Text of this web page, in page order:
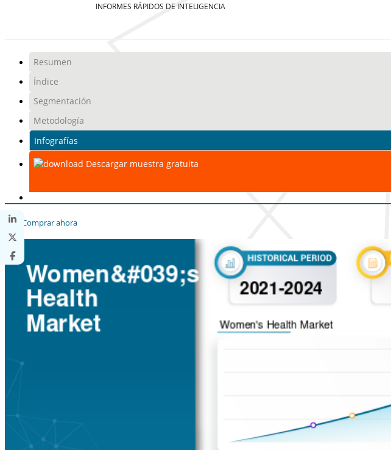
INFORMES RÁPIDOS DE INTELIGENCIA
Resumen
Índice
Segmentación
Metodología
Infografías
Descargar muestra gratuita
Comprar ahora